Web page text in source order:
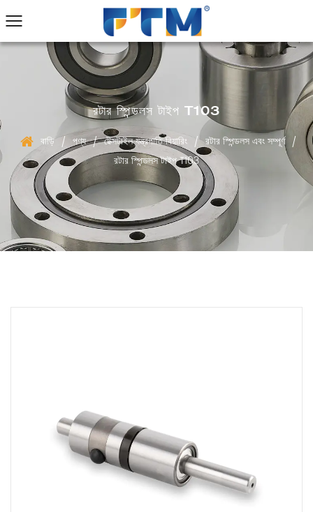
রটার স্পিন্ডলস টাইপ T103
বাড়ি / পণ্য / টেক্সটাইল যন্ত্রপাতি বিয়ারিং / রটার স্পিন্ডলস এবং সম্পূর্ণ /
রটার স্পিন্ডলস টাইপ T103